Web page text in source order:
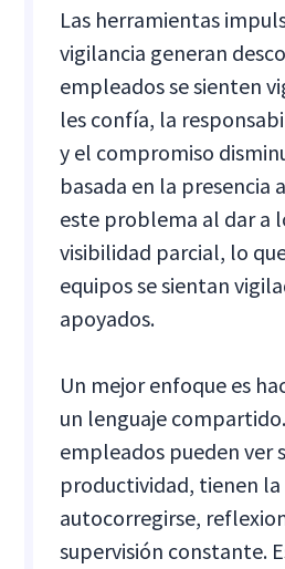
Las herramientas
vigilancia generan
empleados se sienten
les confía, la
y el compromiso
basada en la presencia
este problema al dar a
visibilidad parcial, lo
equipos se sientan
apoyados.
Un mejor enfoque es
un lenguaje
empleados pueden ver
productividad, tienen
autocorregirse,
supervisión constante.